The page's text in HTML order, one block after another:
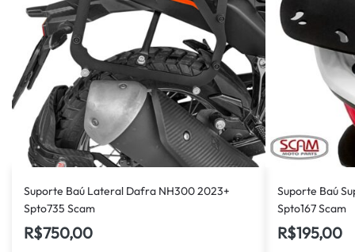
Suporte Baú Lateral Dafra NH300 2023+
Spto735 Scam
R$750,00
Suporte Baú
Spto167 Scam
R$195,00